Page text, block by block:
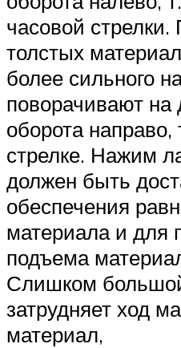
часовой
толстых
более сильного
поворачивают
оборота направо,
стрелке. Нажим
должен быть
обеспечения
материала и для
подъема
Слишком
затрудняет ход
материал,